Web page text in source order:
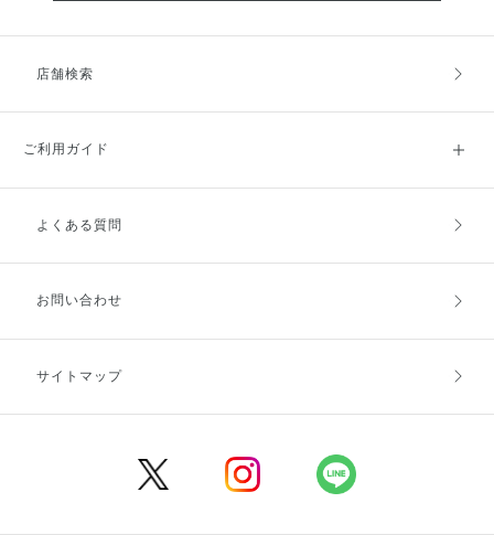
店舗検索
ご利用ガイド
ご利用ガイドトップ
お支払方法
キャンセル・返品・交換
よくある質問
お問い合わせ
サイトマップ